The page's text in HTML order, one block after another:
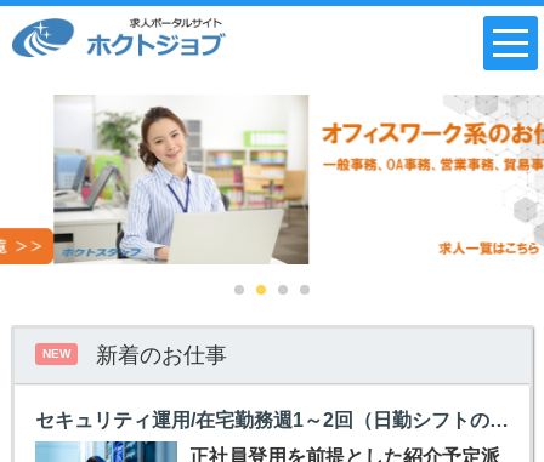
NEW 新着のお仕事
セキュリティ運用/在宅勤務週1～2回（日勤シフトのみ）
正社員登用を前提とした紹介予定派